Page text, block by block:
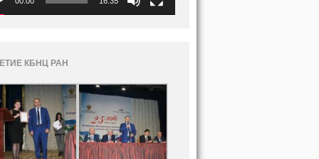
КБНЦ РАН